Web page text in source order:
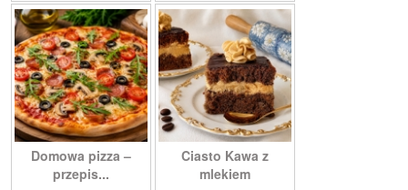
Domowa pizza –
przepis...
Ciasto Kawa z
mlekiem